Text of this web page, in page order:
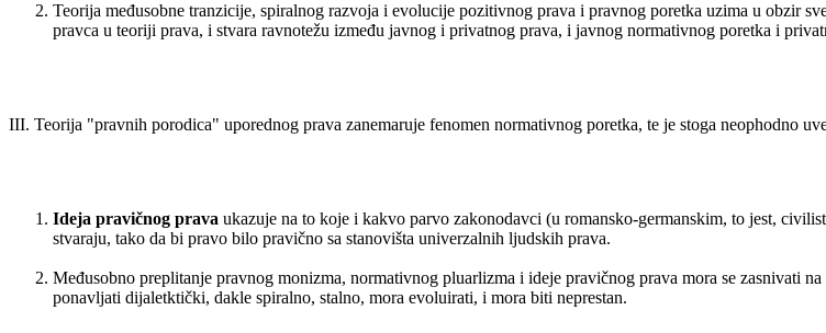
Teorija međusobne tranzicije, spiralnog razvoja i evolucije pozitivnog prava i pravnog poretka uzima u obzir
pravca u teoriji prava, i stvara ravnotežu između javnog i privatnog prava, i javnog normativnog poretka i
III. Teorija "pravnih porodica" uporednog prava zanemaruje fenomen normativnog poretka, te je stoga neophodno
Ideja pravičnog prava ukazuje na to koje i kakvo parvo zakonodavci (u romansko-germanskim, to jest,
stvaraju, tako da bi pravo bilo pravično sa stanovišta univerzalnih ljudskih prava.
Međusobno preplitanje pravnog monizma, normativnog pluarlizma i ideje pravičnog prava mora se zasnivati
ponavljati dijaletktički, dakle spiralno, stalno, mora evoluirati, i mora biti neprestan.